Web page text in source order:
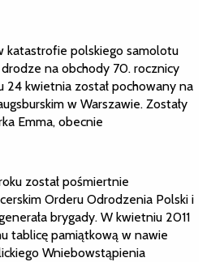
katastrofie polskiego samolotu
na obchody 70. rocznicy
24 kwietnia został pochowany na
w Warszawie. Zostały
Emma, obecnie
został pośmiertnie
Orderu Odrodzenia Polski i
brygady. W kwietniu 2011
tablicę pamiątkową w nawie
Wniebowstąpienia